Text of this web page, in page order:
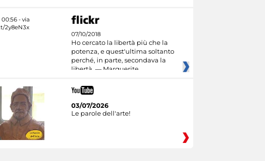
07/10/2018
Ho cercato la libertà più che la
potenza, e quest'ultima soltanto
perché, in parte, secondava la
libertà. — Marguerite
03/07/2026
Le parole dell'arte!